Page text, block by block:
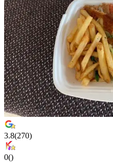
3.8(270)
0()